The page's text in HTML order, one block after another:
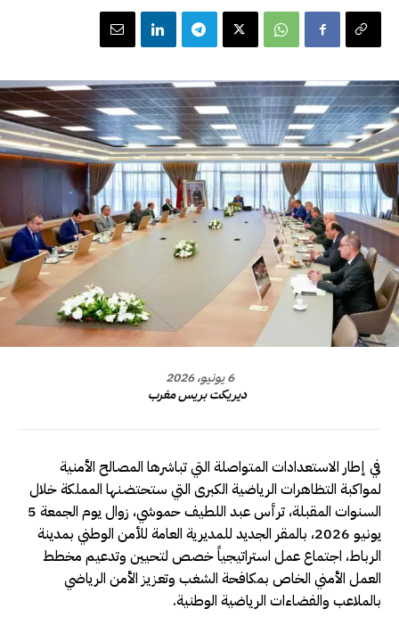
6 يونيو، 2026
ديريكت بريس مغرب
في إطار الاستعدادات المتواصلة التي تباشرها المصالح الأمنية
لمواكبة التظاهرات الرياضية الكبرى التي ستحتضنها المملكة خلال
السنوات المقبلة، ترأس عبد اللطيف حموشي، زوال يوم الجمعة 5
يونيو 2026، بالمقر الجديد للمديرية العامة للأمن الوطني بمدينة
الرباط، اجتماع عمل استراتيجياً خصص لتحيين وتدعيم مخطط
العمل الأمني الخاص بمكافحة الشغب وتعزيز الأمن الرياضي
بالملاعب والفضاءات الرياضية الوطنية.